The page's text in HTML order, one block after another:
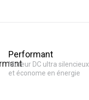
Performant
Moteur DC ultra silencieux
et économe en énergie